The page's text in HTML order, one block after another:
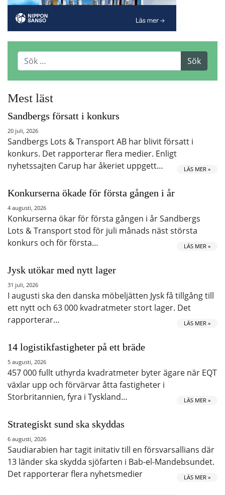
Mest läst
Sandbergs försatt i konkurs
20 juli, 2026
Sandbergs Lots & Transport AB har blivit försatt i
konkurs. Det rapporterar flera medier. Enligt
nyhetssajten Carup har åkeriet uppgett…
LÄS MER »
Konkurserna ökade för första gången i år
4 augusti, 2026
Konkurserna ökar för första gången i år Sandbergs
Lots & Transport stod för juli månads näst största
konkurs och för första…
LÄS MER »
Jysk utökar med nytt lager
31 juli, 2026
I augusti ska den danska möbeljätten Jysk få tillgång till
ett nytt och 63 000 kvadratmeter stort lager. Det
rapporterar…
LÄS MER »
14 logistikfastigheter på ett bräde
5 augusti, 2026
457 000 fullt uthyrda kvadratmeter byter ägare när EQT
växlar upp och förvärvar åtta fastigheter i
Storbritannien, fyra i Tyskland…
LÄS MER »
Strategiskt sund ska skyddas
6 augusti, 2026
Saudiarabien har tagit initativ till en försvarsallians där
13 länder ska skydda sjöfarten i Bab-el-Mandebsundet.
Det rapporterar flera nyhetsmedier
LÄS MER »